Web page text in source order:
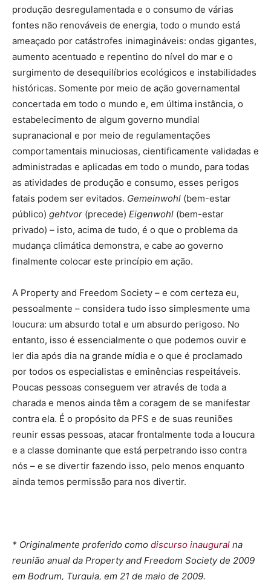
produção desregulamentada e o consumo de várias
fontes não renováveis ​​de energia, todo o mundo está
ameaçado por catástrofes inimagináveis: ondas gigantes,
aumento acentuado e repentino do nível do mar e o
surgimento de desequilíbrios ecológicos e instabilidades
históricas. Somente por meio de ação governamental
concertada em todo o mundo e, em última instância, o
estabelecimento de algum governo mundial
supranacional e por meio de regulamentações
comportamentais minuciosas, cientificamente validadas e
administradas e aplicadas em todo o mundo, para todas
as atividades de produção e consumo, esses perigos
fatais podem ser evitados. Gemeinwohl (bem-estar
público) gehtvor (precede) Eigenwohl (bem-estar
privado) – isto, acima de tudo, é o que o problema da
mudança climática demonstra, e cabe ao governo
finalmente colocar este princípio em ação.
A Property and Freedom Society – e com certeza eu,
pessoalmente – considera tudo isso simplesmente uma
loucura: um absurdo total e um absurdo perigoso. No
entanto, isso é essencialmente o que podemos ouvir e
ler dia após dia na grande mídia e o que é proclamado
por todos os especialistas e eminências respeitáveis.
Poucas pessoas conseguem ver através de toda a
charada e menos ainda têm a coragem de se manifestar
contra ela. É o propósito da PFS e de suas reuniões
reunir essas pessoas, atacar frontalmente toda a loucura
e a classe dominante que está perpetrando isso contra
nós – e se divertir fazendo isso, pelo menos enquanto
ainda temos permissão para nos divertir.
* Originalmente proferido como discurso inaugural na
reunião anual da Property and Freedom Society de 2009
em Bodrum, Turquia, em 21 de maio de 2009.